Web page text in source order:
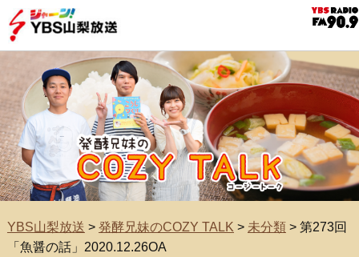
YBS山梨放送 > 発酵兄妹のCOZY TALK > 未分類> 第273回
「魚醤の話」2020.12.26OA